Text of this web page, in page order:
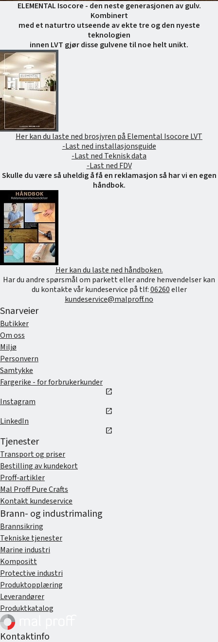
ELEMENTAL Isocore - den neste generasjonen av gulv.
Kombinert
med et naturtro utseende av ekte tre og den nyeste
teknologien
innen LVT gjør disse gulvene til noe helt unikt.
Her kan du laste ned brosjyren på Elemental Isocore LVT
-Last ned installasjonsguide
-Last ned Teknisk data
-Last ned FDV
Skulle du være så uheldig å få en reklamasjon så har vi en egen
håndbok.
Her kan du laste ned håndboken.
Har du andre spørsmål om parkett eller andre henvendelser kan
du kontakte vår kundeservice på tlf:06260eller
kundeservice@malproff.no
Snarveier
Butikker
Om oss
Miljø
Personvern
Samtykke
Fargerike - for forbrukerkunder
open_in_new
Instagram
open_in_new
LinkedIn
open_in_new
Tjenester
Transport og priser
Bestilling av kundekort
Proff-artikler
Mal Proff Pure Crafts
Kontakt kundeservice
Brann- og industrimaling
Brannsikring
Tekniske tjenester
Marine industri
Kompositt
Protective industri
Produktopplæring
Leverandører
Produktkatalog
Kontaktinfo